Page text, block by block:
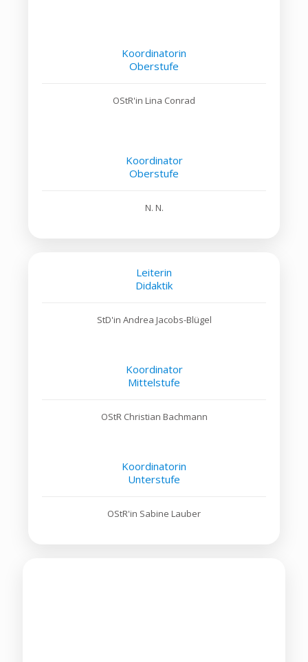
Koordinatorin
Oberstufe
OStR'in Lina Conrad
Koordinator
Oberstufe
N. N.
Leiterin
Didaktik
StD'in Andrea Jacobs-Blügel
Koordinator
Mittelstufe
OStR Christian Bachmann
Koordinatorin
Unterstufe
OStR'in Sabine Lauber